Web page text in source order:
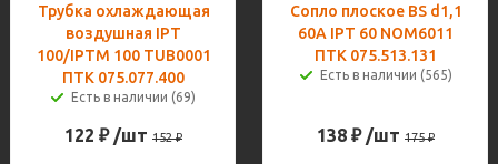
Трубка охлаждающая
воздушная IPT
100/IPTM 100 TUB0001
ПТК 075.077.400
Есть в наличии (69)
122 ₽ /шт 152₽
Сопло плоское BS d1,1
60A IPT 60 NOM6011
ПТК 075.513.131
Есть в наличии (565)
138 ₽ /шт 175₽